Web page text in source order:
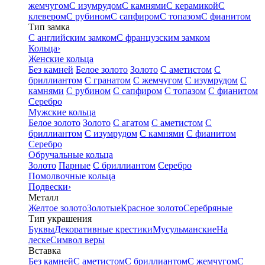
жемчугомС изумрудомС камнямиС керамикойС
клеверомС рубиномС сапфиромС топазомС фианитом
Тип замка
С английским замкомС французским замком
Кольца›
Женские кольца
Без камней Белое золото Золото С аметистом С
бриллиантом С гранатом С жемчугом С изумрудом С
камнями С рубином С сапфиром С топазом С фианитом
Серебро
Мужские кольца
Белое золото Золото С агатом С аметистом С
бриллиантом С изумрудом С камнями С фианитом
Серебро
Обручальные кольца
Золото Парные С бриллиантом Серебро
Помолвочные кольца
Подвески›
Металл
Желтое золотоЗолотыеКрасное золотоСеребряные
Тип украшения
БуквыДекоративные крестикиМусульманскиеНа
лескеСимвол веры
Вставка
Без камнейС аметистомС бриллиантомС жемчугомС